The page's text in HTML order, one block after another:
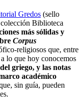
Gredos (sello
Biblioteca
más sólidas y
Corpus
religiosos que, entre
lo que hoy conocemos
griego, y las notas
académico
sin guía, pueden